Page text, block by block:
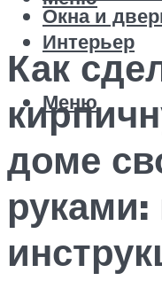
Окна и
Интерьер
Меню
Как
доме
руками: